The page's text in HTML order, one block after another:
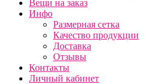
Вещи на заказ
Инфо
Размерная сетка
Качество продукции
Доставка
Отзывы
Контакты
Личный кабинет